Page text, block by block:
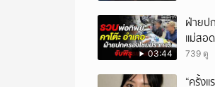
03:44
ฝ่ายป
แม่สอด
739 ดู
“ครั้ง